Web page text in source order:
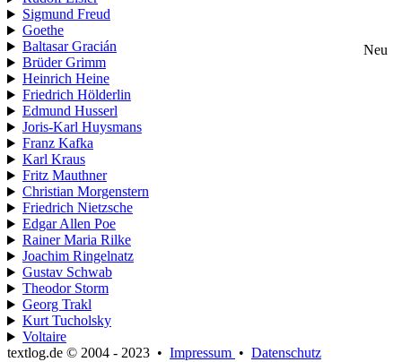
Sigmund Freud
Goethe
Baltasar Gracián
Neu
Brüder Grimm
Heinrich Heine
Friedrich Hölderlin
Edmund Husserl
Joris-Karl Huysmans
Franz Kafka
Karl Kraus
Fritz Mauthner
Christian Morgenstern
Friedrich Nietzsche
Edgar Allen Poe
Rainer Maria Rilke
Joachim Ringelnatz
Gustav Schwab
Theodor Storm
Georg Trakl
Kurt Tucholsky
Voltaire
textlog.de © 2004 - 2023 • Impressum • Datenschutz